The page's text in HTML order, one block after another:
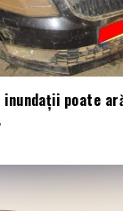
poate